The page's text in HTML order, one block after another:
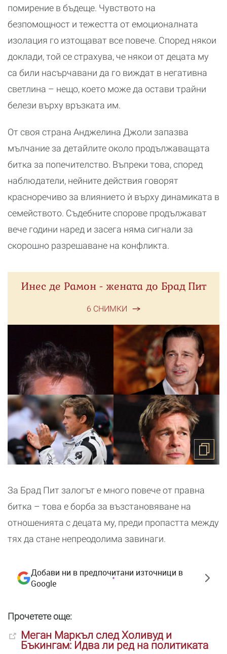
помирение в бъдеще. Чувството на
безпомощност и тежестта от емоционалната
изолация го изтощават все повече. Според някои
доклади, той се страхува, че някои от децата му
са били насърчавани да го виждат в негативна
светлина – нещо, което може да остави трайни
белези върху връзката им.
От своя страна Анджелина Джоли запазва
мълчание за детайлите около продължаващата
битка за попечителство. Въпреки това, според
наблюдатели, нейните действия говорят
красноречиво за влиянието ѝ върху динамиката в
семейството. Съдебните спорове продължават
вече години наред и засега няма сигнали за
скорошно разрешаване на конфликта.
Инес де Рамон - жената до Брад Пит
6 СНИМКИ
За Брад Пит залогът е много повече от правна
битка – това е борба за възстановяване на
отношенията с децата му, преди пропастта между
тях да стане непреодолима завинаги.
Добави ни в предпочитани източници в
Google
Прочетете още:
Меган Маркъл след Холивуд и
Бъкингам: Идва ли ред на политиката